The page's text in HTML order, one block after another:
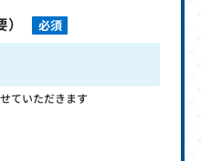
必須
ていただきます